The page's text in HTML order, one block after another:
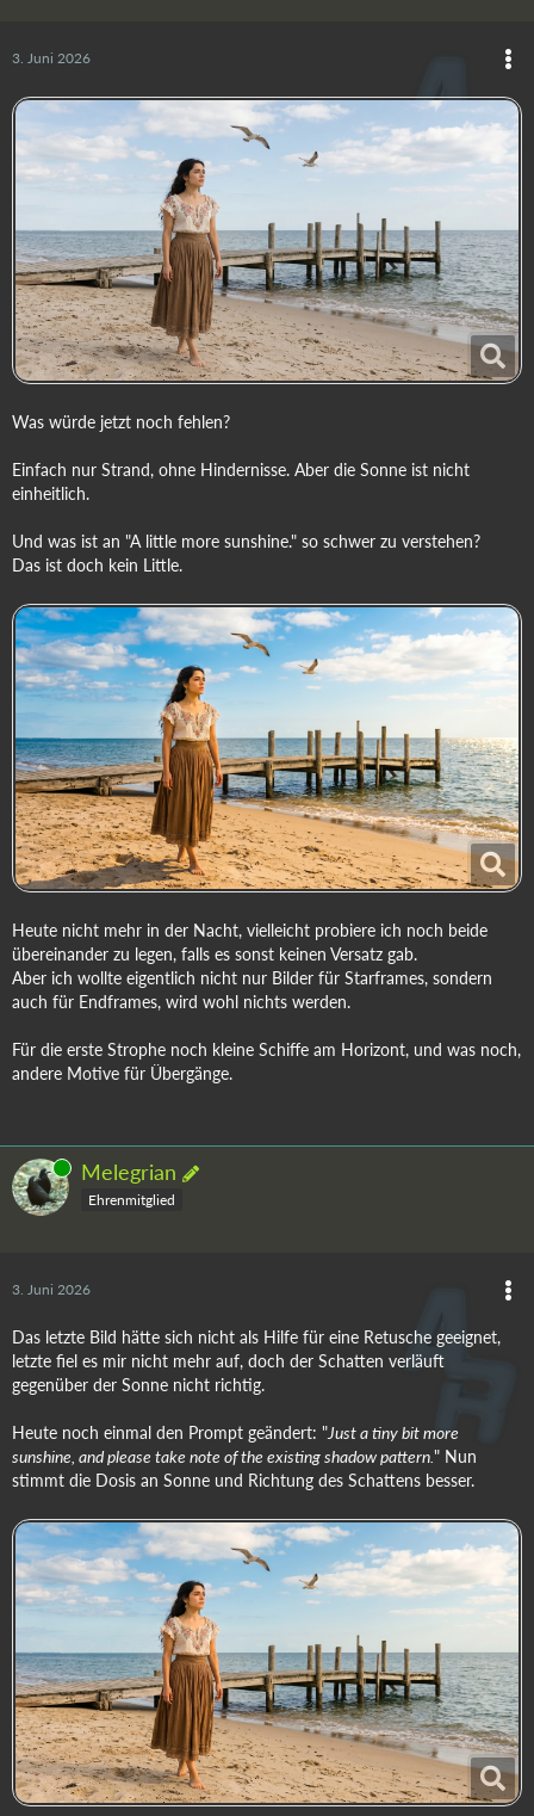
3. Juni 2026
Was würde jetzt noch fehlen?
Einfach nur Strand, ohne Hindernisse. Aber die Sonne ist nicht
einheitlich.
Und was ist an "A little more sunshine." so schwer zu verstehen?
Das ist doch kein Little.
Heute nicht mehr in der Nacht, vielleicht probiere ich noch beide
übereinander zu legen, falls es sonst keinen Versatz gab.
Aber ich wollte eigentlich nicht nur Bilder für Starframes, sondern
auch für Endframes, wird wohl nichts werden.
Für die erste Strophe noch kleine Schiffe am Horizont, und was noch,
andere Motive für Übergänge.
Online Melegrian
Ehrenmitglied
3. Juni 2026
Das letzte Bild hätte sich nicht als Hilfe für eine Retusche geeignet,
letzte fiel es mir nicht mehr auf, doch der Schatten verläuft
gegenüber der Sonne nicht richtig.
Heute noch einmal den Prompt geändert: "Just a tiny bit more
sunshine, and please take note of the existing shadow pattern. " Nun
stimmt die Dosis an Sonne und Richtung des Schattens besser.